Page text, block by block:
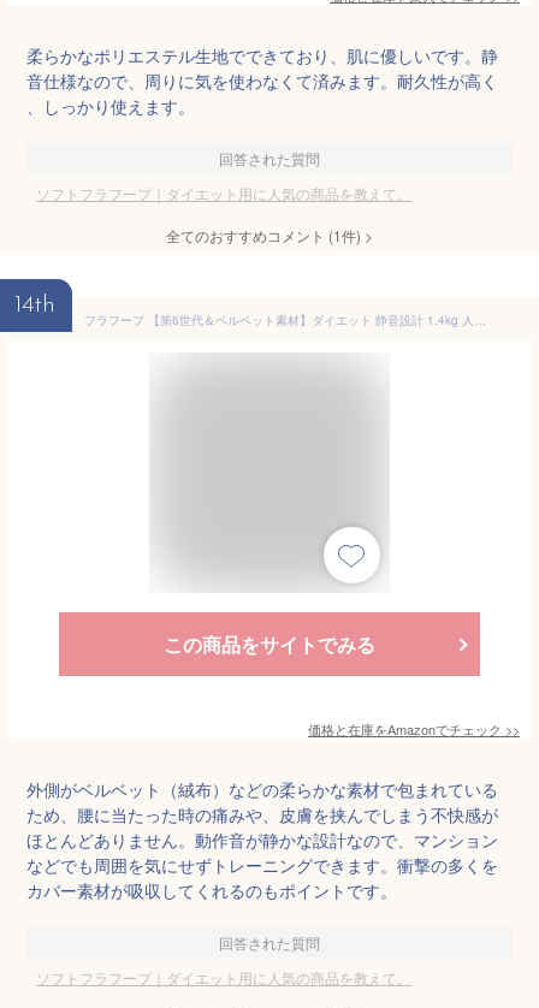
柔らかなポリエステル生地でできており、肌に優しいです。静
音仕様なので、周りに気を使わなくて済みます。耐久性が高く
、しっかり使えます。
回答された質問
ソフトフラフープ｜ダイエット用に人気の商品を教えて。
全てのおすすめコメント (1件) >
14th
フラフープ 【第6世代＆ベルベット素材】ダイエット 静音設計 1.4kg 人気 ソフト 折りたたみ式 柔らかいカバー 脂肪燃焼 ダイエット器具 多機能 室内フィットネス 男女兼用
この商品をサイトでみる
価格と在庫をAmazonでチェック >>
外側がベルベット（絨布）などの柔らかな素材で包まれている
ため、腰に当たった時の痛みや、皮膚を挟んでしまう不快感が
ほとんどありません。動作音が静かな設計なので、マンション
などでも周囲を気にせずトレーニングできます。衝撃の多くを
カバー素材が吸収してくれるのもポイントです。
回答された質問
ソフトフラフープ｜ダイエット用に人気の商品を教えて。